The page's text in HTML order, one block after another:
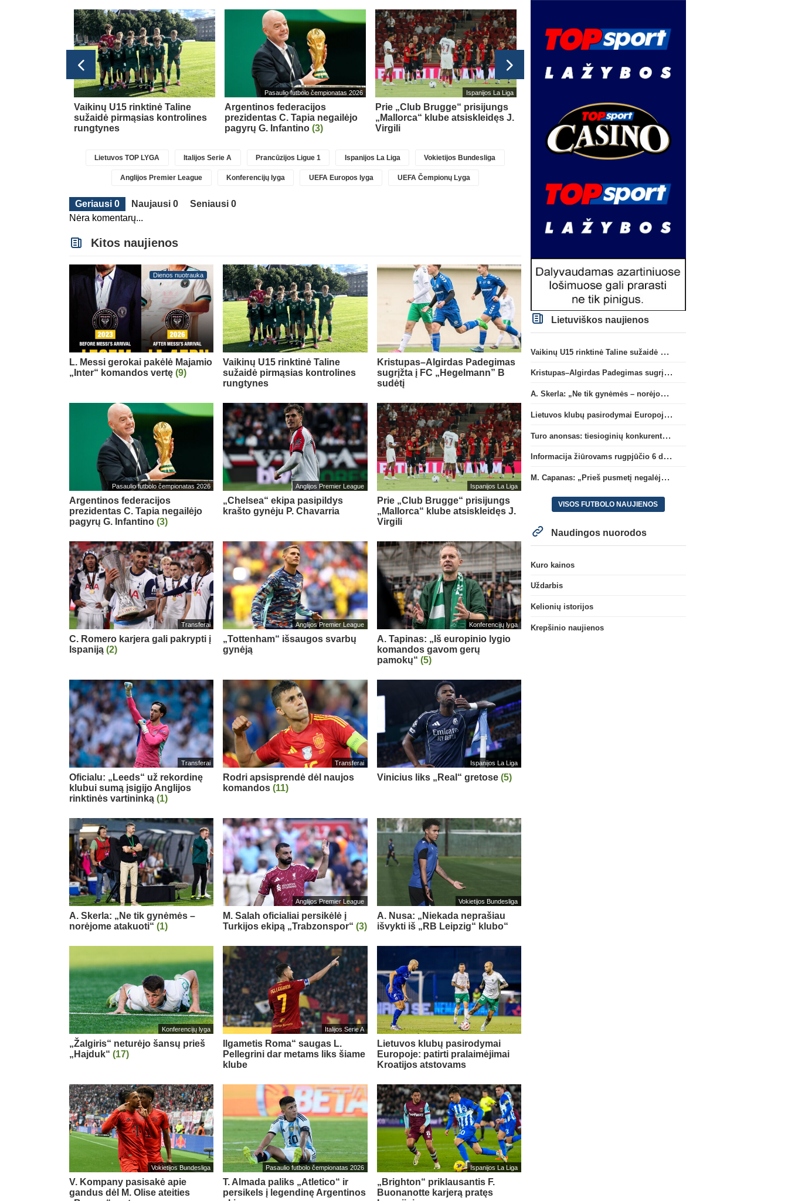
Vaikinų U15 rinktinė Taline
sužaidė pirmąsias kontrolines
rungtynes
Pasaulio futbolo čempionatas 2026
Argentinos federacijos
prezidentas C. Tapia negailėjo
pagyrų G. Infantino (3)
Ispanijos La Liga
Prie „Club Brugge“ prisijungs
„Mallorca“ klube atsiskleidęs J.
Virgili
„Tottenham“ išsaugos svarbų
Lietuvos TOP LYGA Italijos Serie A Prancūzijos Ligue 1 Ispanijos La Liga Vokietijos Bundesliga
Anglijos Premier League Konferencijų lyga UEFA Europos lyga UEFA Čempionų Lyga
Geriausi 0 Naujausi 0
Seniausi 0
Nėra komentarų...
Kitos naujienos
Dienos nuotrauka
L. Messi gerokai pakėlė Majamio
„Inter“ komandos vertę (9)
Vaikinų U15 rinktinė Taline
sužaidė pirmąsias kontrolines
rungtynes
Kristupas–Algirdas Padegimas
sugrįžta į FC „Hegelmann” B
sudėtį
Pasaulio futbolo čempionatas 2026
Argentinos federacijos
prezidentas C. Tapia negailėjo
pagyrų G. Infantino (3)
Anglijos Premier League
„Chelsea“ ekipa pasipildys
krašto gynėju P. Chavarria
Ispanijos La Liga
Prie „Club Brugge“ prisijungs
„Mallorca“ klube atsiskleidęs J.
Virgili
Transferai
C. Romero karjera gali pakrypti į
Ispaniją (2)
Anglijos Premier League
„Tottenham“ išsaugos svarbų
gynėją
Konferencijų lyga
A. Tapinas: „Iš europinio lygio
komandos gavom gerų
pamokų“ (5)
Transferai
Oficialu: „Leeds“ už rekordinę
klubui sumą įsigijo Anglijos
rinktinės vartininką (1)
Transferai
Rodri apsisprendė dėl naujos
komandos(11)
Ispanijos La Liga
Vinicius liks „Real“ gretose (5)
A. Skerla: „Ne tik gynėmės –
norėjome atakuoti“ (1)
Anglijos Premier League
M. Salah oficialiai persikėlė į
Turkijos ekipą „Trabzonspor“(3)
Vokietijos Bundesliga
A. Nusa: „Niekada neprašiau
išvykti iš „RB Leipzig“ klubo“
Konferencijų lyga
„Žalgiris“ neturėjo šansų prieš
„Hajduk“ (17)
Italijos Serie A
Ilgametis Roma“ saugas L.
Pellegrini dar metams liks šiame
klube
Lietuvos klubų pasirodymai
Europoje: patirti pralaimėjimai
Kroatijos atstovams
Vokietijos Bundesliga
V. Kompany pasisakė apie
gandus dėl M. Olise ateities
Pasaulio futbolo čempionatas 2026
T. Almada paliks „Atletico“ ir
persikels į legendinę Argentinos
Ispanijos La Liga
„Brighton“ priklausantis F.
Buonanotte karjerą pratęs
Lietuviškos naujienos
Vaikinų U15 rinktinė Taline sužaidė pirmąsias kontrolines rungtynes
Kristupas–Algirdas Padegimas sugrįžta į FC „Hegelmann” B sudėtį
A. Skerla: „Ne tik gynėmės – norėjome atakuoti“
Lietuvos klubų pasirodymai Europoje: patirti pralaimėjimai Kroatijos atstovams
Turo anonsas: tiesioginių konkurentų dvikova Gargžduose
Informacija žiūrovams rugpjūčio 6 d. UEFA rungtynėms
M. Capanas: „Prieš pusmetį negalėjau net įsivaizduoti, kad žaisime prieš „Hajduk“
VISOS FUTBOLO NAUJIENOS
Naudingos nuorodos
Kuro kainos
Uždarbis
Kelionių istorijos
Krepšinio naujienos